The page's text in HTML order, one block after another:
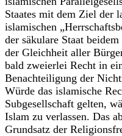
Staates mit dem Ziel der
islamischen
der säkulare Staat
der Gleichheit aller
bald zweierlei Recht in
Benachteiligung der
Würde das islamische
Subgesellschaft gelten,
Islam zu verlassen. Das
Grundsatz der